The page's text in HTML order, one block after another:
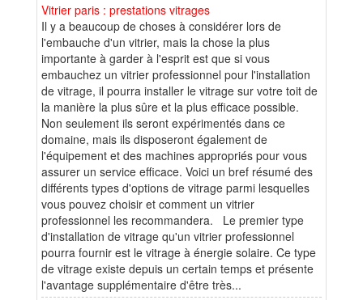
Vitrier paris : prestations vitrages
Il y a beaucoup de choses à considérer lors de
l'embauche d'un vitrier, mais la chose la plus
importante à garder à l'esprit est que si vous
embauchez un vitrier professionnel pour l'installation
de vitrage, il pourra installer le vitrage sur votre toit de
la manière la plus sûre et la plus efficace possible.
Non seulement ils seront expérimentés dans ce
domaine, mais ils disposeront également de
l'équipement et des machines appropriés pour vous
assurer un service efficace. Voici un bref résumé des
différents types d'options de vitrage parmi lesquelles
vous pouvez choisir et comment un vitrier
professionnel les recommandera. Le premier type
d'installation de vitrage qu'un vitrier professionnel
pourra fournir est le vitrage à énergie solaire. Ce type
de vitrage existe depuis un certain temps et présente
l'avantage supplémentaire d'être très...